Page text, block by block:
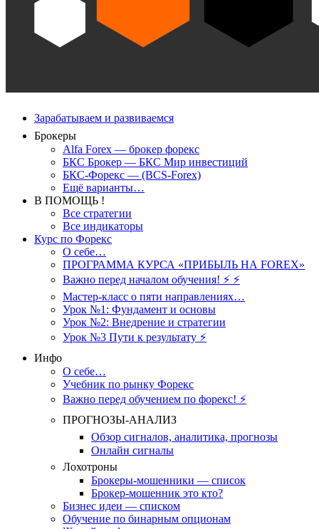
Зарабатываем и развиваемся
Брокеры
Alfa Forex — брокер форекс
БКС Брокер — БКС Мир инвестиций
БКС-Форекс — (BCS-Forex)
Ещё варианты…
В ПОМОЩЬ !
Все стратегии
Все индикаторы
Курс по Форекс
О себе…
ПРОГРАММА КУРСА «ПРИБЫЛЬ НА FOREX»
Важно перед началом обучения! ⚡ ⚡
Мастер-класс о пяти направлениях…
Урок №1: Фундамент и основы
Урок №2: Внедрение и стратегии
Урок №3 Пути к результату ⚡️
Инфо
О себе…
Учебник по рынку Форекс
Важно перед обучением по форекс! ⚡
ПРОГНОЗЫ-АНАЛИЗ
Обзор сигналов, аналитика, прогнозы
Онлайн сигналы
Лохотроны
Брокеры-мошенники — список
Брокер-мошенник это кто?
Бизнес идеи — списком
Обучение по бинарным опционам